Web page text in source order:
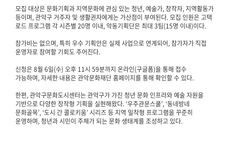
모집 대상은 문화기획과 지역문화에 관심 있는 청년, 예술가, 창작자, 지역활동가
등이며, 관악구 거주자 및 생활권자에게는 가산점이 부여된다. 모집 인원은 고택
로드 프로그램 각 시즌별 20명 이내, 악동기획단은 최대 3팀(15명 이내)이다.
참가비는 없으며, 특히 우수 기획안은 실제 사업으로 연계되어, 참가자가 직접
운영자로 참여할 기회도 주어진다.
신청은 8월 6일(수) 오후 11시 59분까지 온라인(구글폼)을 통해 접수
가능하며, 자세한 내용은 관악문화재단 홈페이지를 통해 확인할 수 있다.
한편, 관악구문화도시센터는 관악구가 가진 청년 문화 인프라와 예술 자원을
기반으로 다양한 창작형 기획을 실현해왔다. ‘우주관문스쿨’, ‘동네방네
문화골목’, ‘도시 간 콜로키움’ 시리즈 등 지역 밀착형 프로그램을 꾸준히
운영하며, 청년과 시민이 주체가 되는 문화 생태계를 조성하고 있다.